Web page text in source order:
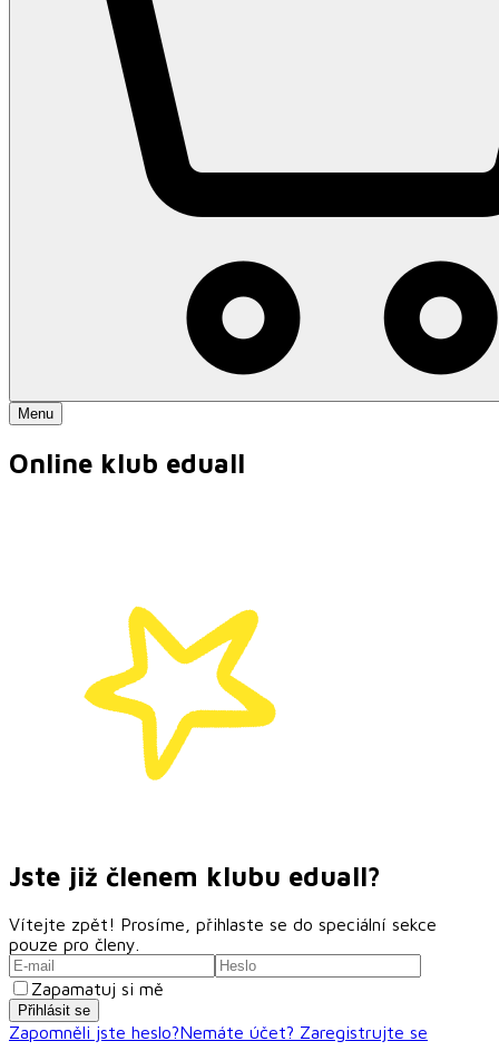
Menu
Online klub eduall
Jste již členem klubu eduall?
Vítejte zpět! Prosíme, přihlaste se do speciální sekce
pouze pro členy.
Zapamatuj si mě
Přihlásit se
Zapomněli jste heslo?Nemáte účet? Zaregistrujte se